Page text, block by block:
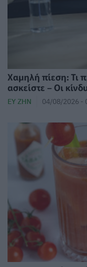
Χαμηλή πίεση: Τι
ασκείστε – Οι
ΕΥ ΖΗΝ 04/08/2026 -